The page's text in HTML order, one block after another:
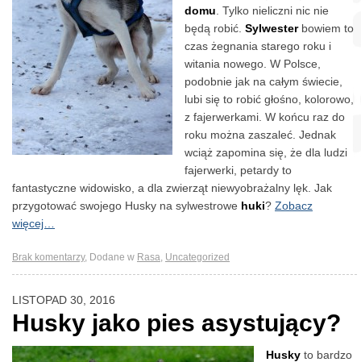
domu . Tylko nieliczni nic nie
będą robić. Sylwesterbowiem to
czas żegnania starego roku i
witania nowego. W Polsce,
podobnie jak na całym świecie,
lubi się to robić głośno, kolorowo,
z fajerwerkami. W końcu raz do
roku można zaszaleć. Jednak
wciąż zapomina się, że dla ludzi
fajerwerki, petardy to
fantastyczne widowisko, a dla zwierząt niewyobrażalny lęk. Jak
przygotować swojego Husky na sylwestrowe huki? Zobacz
więcej…
Brak komentarzy, Dodane w Rasa Uncategorized
LISTOPAD 30, 2016
Husky jako pies asystujący?
Husky to bardzo